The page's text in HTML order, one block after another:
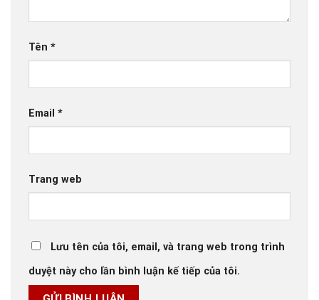
Tên *
Email *
Trang web
Lưu tên của tôi, email, và trang web trong trình
duyệt này cho lần bình luận kế tiếp của tôi.